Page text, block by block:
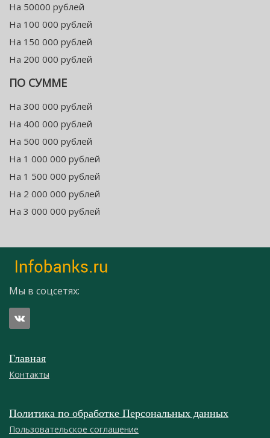
На 50000 рублей
На 100 000 рублей
На 150 000 рублей
На 200 000 рублей
ПО СУММЕ
На 300 000 рублей
На 400 000 рублей
На 500 000 рублей
На 1 000 000 рублей
На 1 500 000 рублей
На 2 000 000 рублей
На 3 000 000 рублей
Мы в соцсетях:
Главная
Контакты
Политика по обработке Персональных данных
Пользовательское соглашение